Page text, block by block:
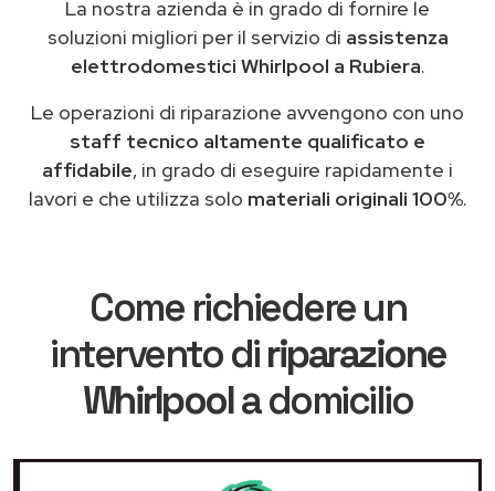
La nostra azienda è in grado di fornire le
soluzioni migliori per il servizio di assistenza
elettrodomestici Whirlpool a Rubiera.
Le operazioni di riparazione avvengono con uno
staff tecnico altamente qualificato e
affidabile, in grado di eseguire rapidamente i
lavori e che utilizza solo materiali originali 100%.
Come richiedere un
intervento diriparazione
Whirlpoola domicilio